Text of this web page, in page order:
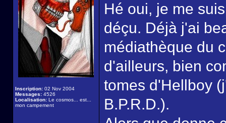
Inscription: 02 Nov 2004
Messages: 4526
Localisation: Le cosmos... est...
mon campement
Hé oui, je me
déçu. Déjà j'ai
médiathèque du
d'ailleurs, bien
tomes d'Hellboy
B.P.R.D.).